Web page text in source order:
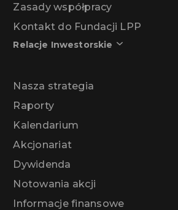
Zasady współpracy
Kontakt do Fundacji LPP
Relacje Inwestorskie
Nasza strategia
Raporty
Kalendarium
Akcjonariat
Dywidenda
Notowania akcji
Informacje finansowe